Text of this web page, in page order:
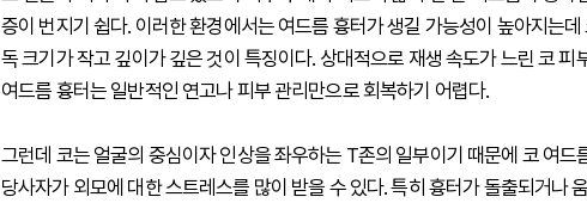
증이 번지기 쉽다. 이러한 환경에서는 여드름 흉터가 생길 가능성이 높아지는
독 크기가 작고 깊이가 깊은 것이 특징이다. 상대적으로 재생 속도가 느린 코 피
여드름 흉터는 일반적인 연고나 피부 관리만으로 회복하기 어렵다.
그런데 코는 얼굴의 중심이자 인상을 좌우하는 T존의 일부이기 때문에 코 여드
당사자가 외모에 대한 스트레스를 많이 받을 수 있다. 특히 흉터가 돌출되거나